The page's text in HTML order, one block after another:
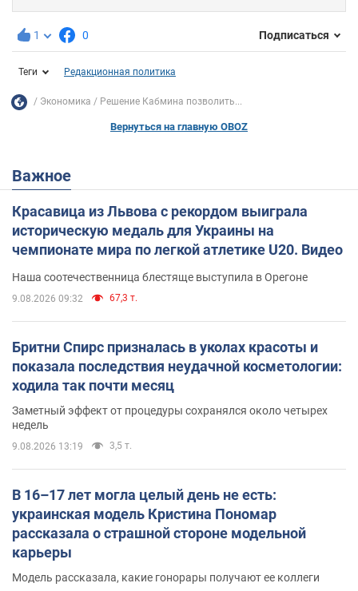
1 0 Подписаться
Теги Редакционная политика
Экономика Решение Кабмина позволить...
Вернуться на главную OBOZ
Важное
Красавица из Львова с рекордом выиграла
историческую медаль для Украины на
чемпионате мира по легкой атлетике U20. Видео
Наша соотечественница блестяще выступила в Орегоне
9.08.2026 09:32 67,3 т.
Бритни Спирс призналась в уколах красоты и
показала последствия неудачной косметологии:
ходила так почти месяц
Заметный эффект от процедуры сохранялся около четырех
недель
9.08.2026 13:19 3,5 т.
В 16–17 лет могла целый день не есть:
украинская модель Кристина Пономар
рассказала о страшной стороне модельной
карьеры
Модель рассказала, какие гонорары получают ее коллеги